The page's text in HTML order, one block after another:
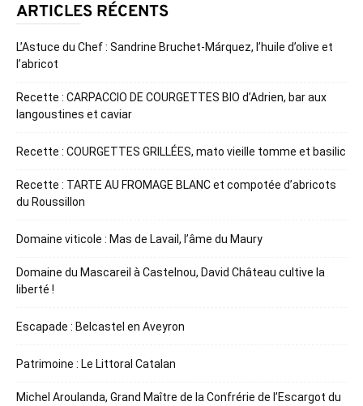
ARTICLES RÉCENTS
L’Astuce du Chef : Sandrine Bruchet-Márquez, l’huile d’olive et
l’abricot
Recette : CARPACCIO DE COURGETTES BIO d’Adrien, bar aux
langoustines et caviar
Recette : COURGETTES GRILLÉES, mato vieille tomme et basilic
Recette : TARTE AU FROMAGE BLANC et compotée d’abricots
du Roussillon
Domaine viticole : Mas de Lavail, l’âme du Maury
Domaine du Mascareil à Castelnou, David Château cultive la
liberté !
Escapade : Belcastel en Aveyron
Patrimoine : Le Littoral Catalan
Michel Aroulanda, Grand Maître de la Confrérie de l’Escargot du